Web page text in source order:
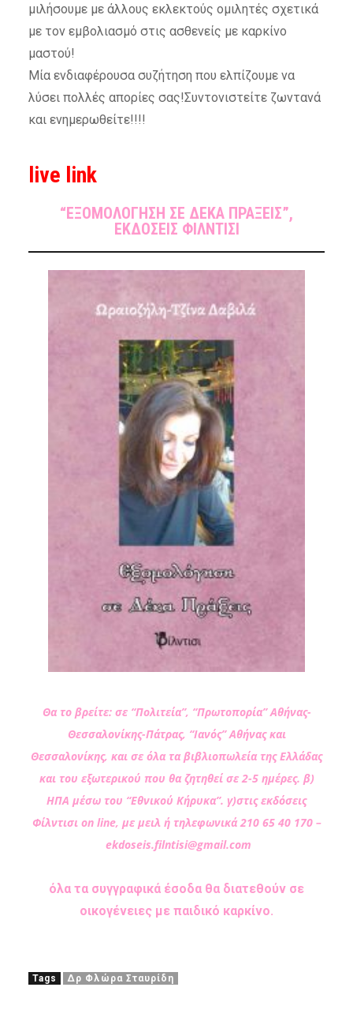
μιλήσουμε με άλλους εκλεκτούς ομιλητές σχετικά
με τον εμβολιασμό στις ασθενείς με καρκίνο
μαστού!
Μία ενδιαφέρουσα συζήτηση που ελπίζουμε να
λύσει πολλές απορίες σας!Συντονιστείτε ζωντανά
και ενημερωθείτε!!!!
live link
“ΕΞΟΜΟΛΟΓΗΣΗ ΣΕ ΔΕΚΑ ΠΡΑΞΕΙΣ”,
ΕΚΔΟΣΕΙΣ ΦΙΛΝΤΙΣΙ
Θα το βρείτε: σε “Πολιτεία”, “Πρωτοπορία” Αθήνας-
Θεσσαλονίκης-Πάτρας, “Ιανός” Αθήνας και
Θεσσαλονίκης, και σε όλα τα βιβλιοπωλεία της Ελλάδας
και του εξωτερικού που θα ζητηθεί σε 2-5 ημέρες. β)
ΗΠΑ μέσω του “Εθνικού Κήρυκα”. γ)στις εκδόσεις
Φίλντισι on line, με μειλ ή τηλεφωνικά 210 65 40 170 –
ekdoseis.filntisi@gmail.com
όλα τα συγγραφικά έσοδα θα διατεθούν σε
οικογένειες με παιδικό καρκίνο.
Tags Δρ Φλώρα Σταυρίδη